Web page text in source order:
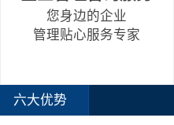
您身边的企业
管理贴心服务专家
六大优势